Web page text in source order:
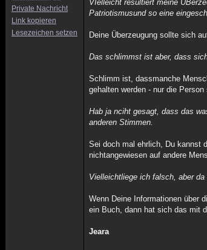
Private Nachricht
Link kopieren
Lesezeichen setzen
VIelleicht resultiert meine
Patriotismusund so eine
Deine Überzeugung sollte sich
Das schlimmst ist aber, dass
Schlimm ist, dassmanche
gehalten werden - nur die
Hab ja nciht gesagt, dass das
anderen Stimmen.
Sei doch mal ehrlich, Du kannst
nichtangewiesen auf andere
Vielleichtliege ich falsch, aber
Wenn Deine Informationen über
ein Buch, dann hat sich das mit
Jeara